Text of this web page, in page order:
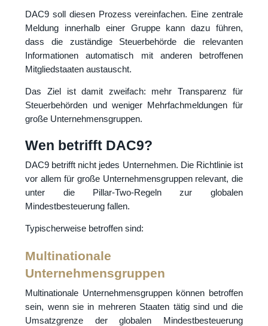
DAC9 soll diesen Prozess vereinfachen. Eine zentrale
Meldung innerhalb einer Gruppe kann dazu führen,
dass die zuständige Steuerbehörde die relevanten
Informationen automatisch mit anderen betroffenen
Mitgliedstaaten austauscht.
Das Ziel ist damit zweifach: mehr Transparenz für
Steuerbehörden und weniger Mehrfachmeldungen für
große Unternehmensgruppen.
Wen betrifft DAC9?
DAC9 betrifft nicht jedes Unternehmen. Die Richtlinie ist
vor allem für große Unternehmensgruppen relevant, die
unter die Pillar-Two-Regeln zur globalen
Mindestbesteuerung fallen.
Typischerweise betroffen sind:
Multinationale
Unternehmensgruppen
Multinationale Unternehmensgruppen können betroffen
sein, wenn sie in mehreren Staaten tätig sind und die
Umsatzgrenze der globalen Mindestbesteuerung